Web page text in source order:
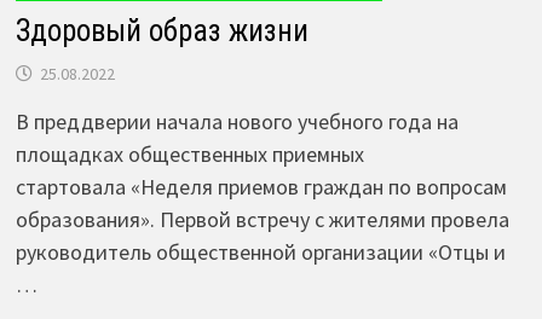
Здоровый образ жизни
25.08.2022
В преддверии начала нового учебного года на
площадках общественных приемных
стартовала «Неделя приемов граждан по вопросам
образования». Первой встречу с жителями провела
руководитель общественной организации «Отцы и
…